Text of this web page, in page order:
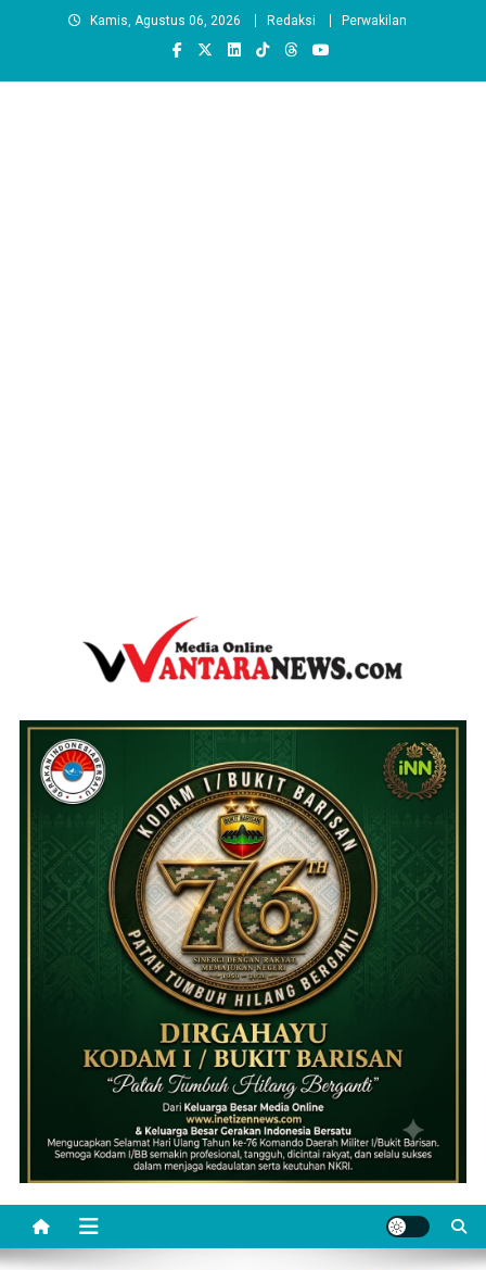
Kamis, Agustus 06, 2026 Redaksi Perwakilan
wantaranews.com